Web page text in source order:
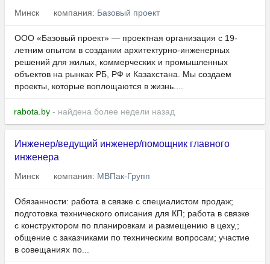
Минск компания: Базовый проект
ООО «Базовый проект» — проектная организация с 19-
летним опытом в создании архитектурно-инженерных
решений для жилых, коммерческих и промышленных
объектов на рынках РБ, РФ и Казахстана. Мы создаем
проекты, которые воплощаются в жизнь....
rabota.by - найдена более недели назад
Инженер/ведущий инженер/помощник главного
инженера
Минск компания: МВПак-Групп
Обязанности: работа в связке с специалистом продаж;
подготовка технического описания для КП; работа в связке
с конструктором по планировкам и размещению в цеху,;
общение с заказчиками по техническим вопросам; участие
в совещаниях по...